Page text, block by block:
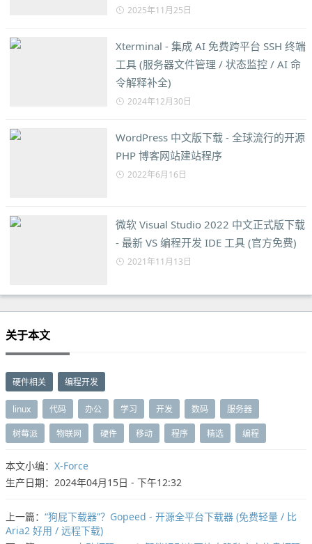
2025年11月25日
Xterminal - 集成 AI 免费跨平台 SSH 终端
工具 (服务器文件管理 / 状态监控 / AI 命
令解释补全)
2024年12月30日
WordPress 中文版下载 - 全球流行的开源
PHP 博客网站建站程序
2022年6月16日
微软 Visual Studio 2022 中文正式版下载
- 最新 VS 编程开发 IDE 工具 (官方免费)
2021年11月13日
关于本文
硬件相关 编程开发
linux 代码 办公 学习 开发 数码 服务器
树莓派 物联网 硬件 移动 程序 精选 编程
本文小编： X-Force
生产日期：2024年04月15日 - 下午12:32
上一篇： “狗屁下载器”？Gopeed - 开源全平台下载器 (免费轻量 / 比
Aria2 好用 / 远程下载)